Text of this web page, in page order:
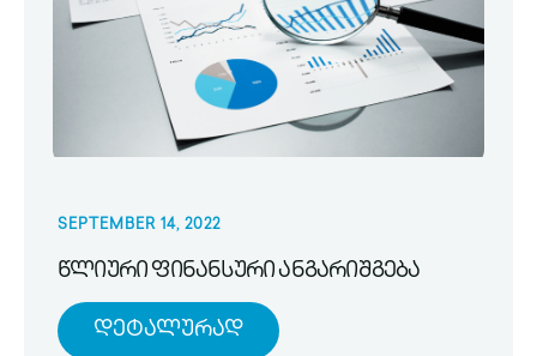
SEPTEMBER 14, 2022
წლიური ფინანსური ანგარიშგება
Დეტალურად